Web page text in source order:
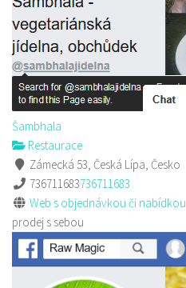
Šambhala
Restaurace
Zámecká 53, Česká Lípa, Česko
736711683736711683
Web s objednávkou či nabídkou
prodej s sebou